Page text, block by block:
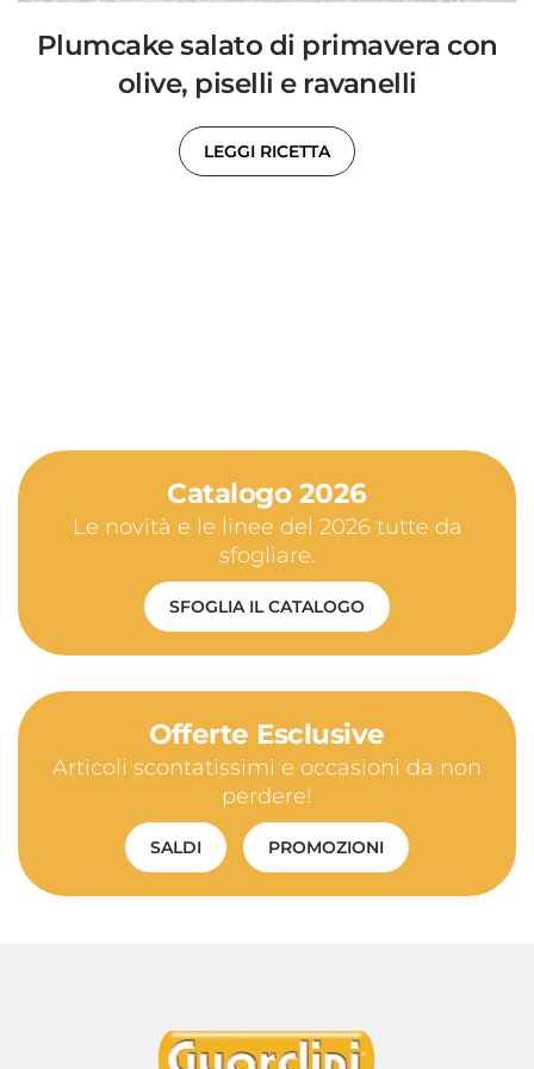
Plumcake salato di primavera con
olive, piselli e ravanelli
LEGGI RICETTA
Catalogo 2026
Le novità e le linee del 2026 tutte da
sfogliare.
SFOGLIA IL CATALOGO
Offerte Esclusive
Articoli scontatissimi e occasioni da non
perdere!
SALDI PROMOZIONI